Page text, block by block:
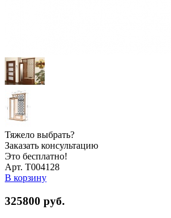
Тяжело выбрать?
Заказать консультацию
Это бесплатно!
Арт. Т004128
В корзину
325800 руб.